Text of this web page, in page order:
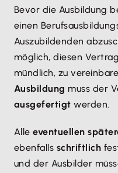
Bevor die Ausbildung
einen
Auszubildenden
möglich, diesen
mündlich, zu
Ausbildung muss der
ausgefertigt werden.
Alleeventuellen
ebenfalls schriftlich
und der Ausbilder